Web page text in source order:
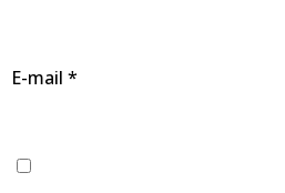
E-mail *